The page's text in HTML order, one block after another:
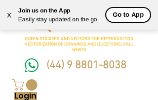
X
Join us on the App
Easily stay updated on the go
Go to App
QUEEN STICKERSAND VECTORS FOR REPRODUCTION.
VECTORIZATION OF DRAWINGS AND QUESTIONS, CALL
WHATS
(44) 9 8801-8038
Login
Queen
Adesivos Ltda.